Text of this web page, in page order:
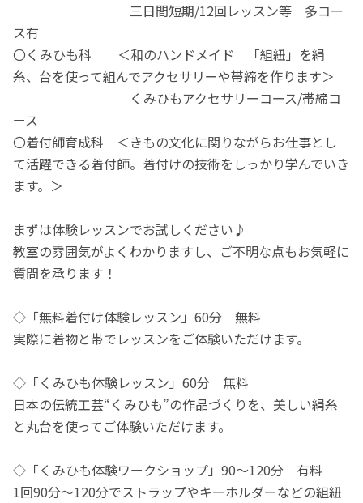
三日間短期/12回レッスン等 多コー
ス有
〇くみひも科 ＜和のハンドメイド 「組紐」を絹
糸、台を使って組んでアクセサリーや帯締を作ります＞
くみひもアクセサリーコース/帯締コ
ース
〇着付師育成科 ＜きもの文化に関りながらお仕事とし
て活躍できる着付師。着付けの技術をしっかり学んでいき
ます。＞
まずは体験レッスンでお試しください♪
教室の雰囲気がよくわかりますし、ご不明な点もお気軽に
質問を承ります！
◇「無料着付け体験レッスン」60分 無料
実際に着物と帯でレッスンをご体験いただけます。
◇「くみひも体験レッスン」60分 無料
日本の伝統工芸“くみひも”の作品づくりを、美しい絹糸
と丸台を使ってご体験いただけます。
◇「くみひも体験ワークショップ」90～120分 有料
1回90分〜120分でストラップやキーホルダーなどの組紐